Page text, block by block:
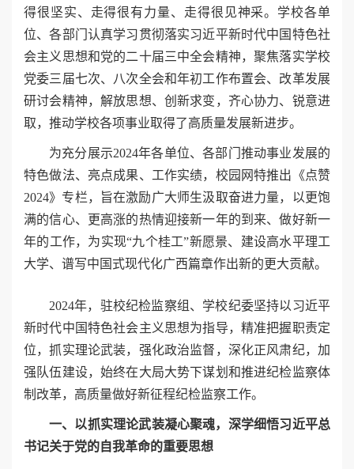
得很坚实、走得很有力量、走得很见神采。学校各单
位、各部门认真学习贯彻落实习近平新时代中国特色社
会主义思想和党的二十届三中全会精神，聚焦落实学校
党委三届七次、八次全会和年初工作布置会、改革发展
研讨会精神，解放思想、创新求变，齐心协力、锐意进
取，推动学校各项事业取得了高质量发展新进步。
为充分展示2024年各单位、各部门推动事业发展的
特色做法、亮点成果、工作实绩，校园网特推出《点赞
2024》专栏，旨在激励广大师生汲取奋进力量，以更饱
满的信心、更高涨的热情迎接新一年的到来、做好新一
年的工作，为实现“九个桂工”新愿景、建设高水平理工
大学、谱写中国式现代化广西篇章作出新的更大贡献。
2024年，驻校纪检监察组、学校纪委坚持以习近平
新时代中国特色社会主义思想为指导，精准把握职责定
位，抓实理论武装，强化政治监督，深化正风肃纪，加
强队伍建设，始终在大局大势下谋划和推进纪检监察体
制改革，高质量做好新征程纪检监察工作。
一、以抓实理论武装凝心聚魂，深学细悟习近平总
书记关于党的自我革命的重要思想